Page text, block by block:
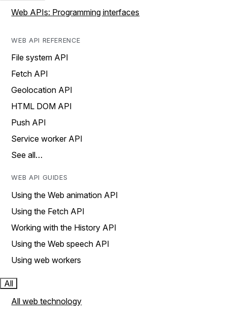
Web APIs: Programming interfaces
WEB API REFERENCE
File system API
Fetch API
Geolocation API
HTML DOM API
Push API
Service worker API
See all…
WEB API GUIDES
Using the Web animation API
Using the Fetch API
Working with the History API
Using the Web speech API
Using web workers
All
All web technology